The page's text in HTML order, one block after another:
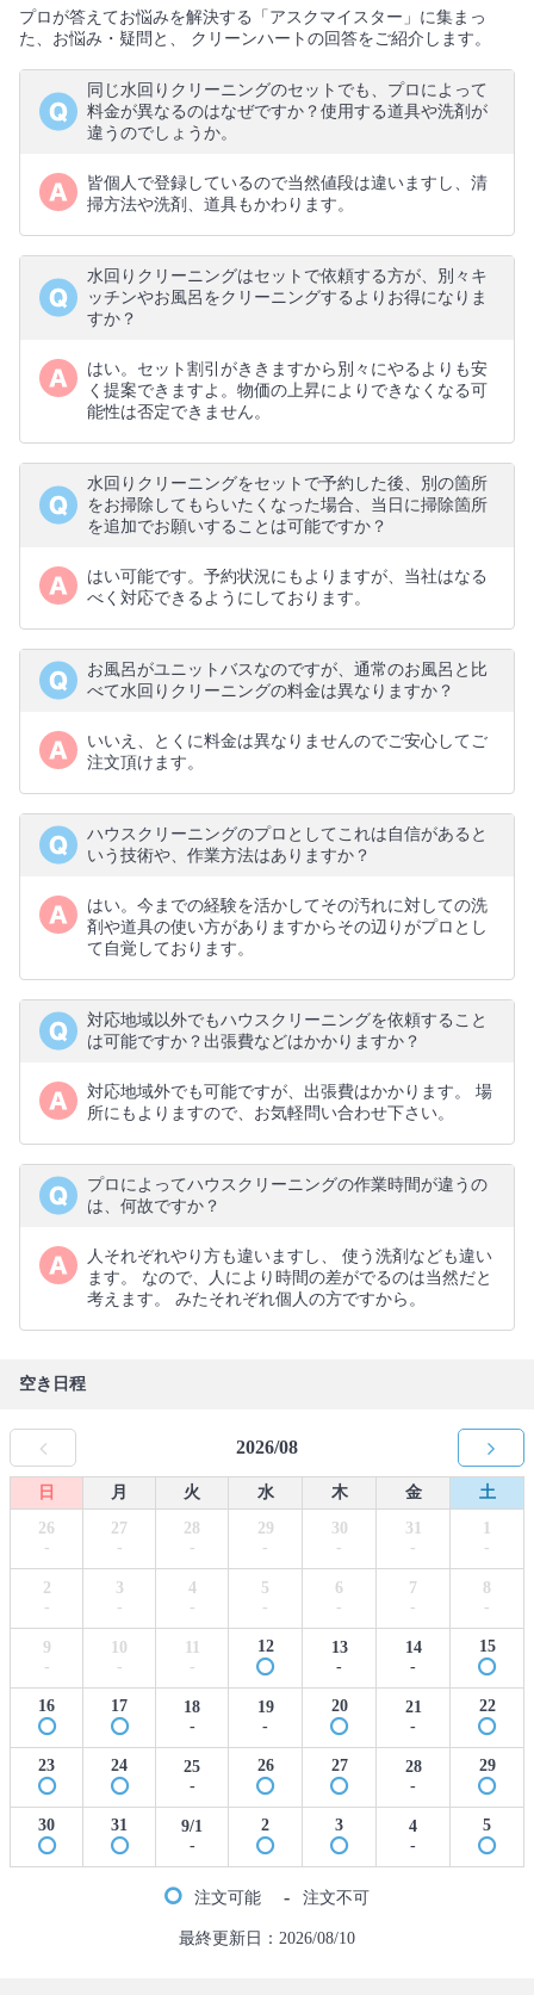
プロが答えてお悩みを解決する「アスクマイスター」に集まっ
た、お悩み・疑問と、 クリーンハートの回答をご紹介します。
同じ水回りクリーニングのセットでも、プロによって
料金が異なるのはなぜですか？使用する道具や洗剤が
違うのでしょうか。
皆個人で登録しているので当然値段は違いますし、清
掃方法や洗剤、道具もかわります。
水回りクリーニングはセットで依頼する方が、別々キ
ッチンやお風呂をクリーニングするよりお得になりま
すか？
はい。セット割引がききますから別々にやるよりも安
く提案できますよ。物価の上昇によりできなくなる可
能性は否定できません。
水回りクリーニングをセットで予約した後、別の箇所
をお掃除してもらいたくなった場合、当日に掃除箇所
を追加でお願いすることは可能ですか？
はい可能です。予約状況にもよりますが、当社はなる
べく対応できるようにしております。
お風呂がユニットバスなのですが、通常のお風呂と比
べて水回りクリーニングの料金は異なりますか？
いいえ、とくに料金は異なりませんのでご安心してご
注文頂けます。
ハウスクリーニングのプロとしてこれは自信があると
いう技術や、作業方法はありますか？
はい。今までの経験を活かしてその汚れに対しての洗
剤や道具の使い方がありますからその辺りがプロとし
て自覚しております。
対応地域以外でもハウスクリーニングを依頼すること
は可能ですか？出張費などはかかりますか？
対応地域外でも可能ですが、出張費はかかります。 場
所にもよりますので、お気軽問い合わせ下さい。
プロによってハウスクリーニングの作業時間が違うの
は、何故ですか？
人それぞれやり方も違いますし、 使う洗剤なども違い
ます。 なので、人により時間の差がでるのは当然だと
考えます。 みたそれぞれ個人の方ですから。
空き日程
2026/08
日 月 火 水 木 金
土
26
-
27
-
28
-
29
-
30
-
31
-
1
-
2
-
3
-
4
-
5
-
6
-
7
-
8
-
9
-
10
-
11
-
12
13
-
14
-
15
16 17
18
-
19
-
20
21
-
22
23 24
25
-
26 27
28
-
29
30 31
9/1
-
2 3
4
-
5
注文可能 - 注文不可
最終更新日：2026/08/10